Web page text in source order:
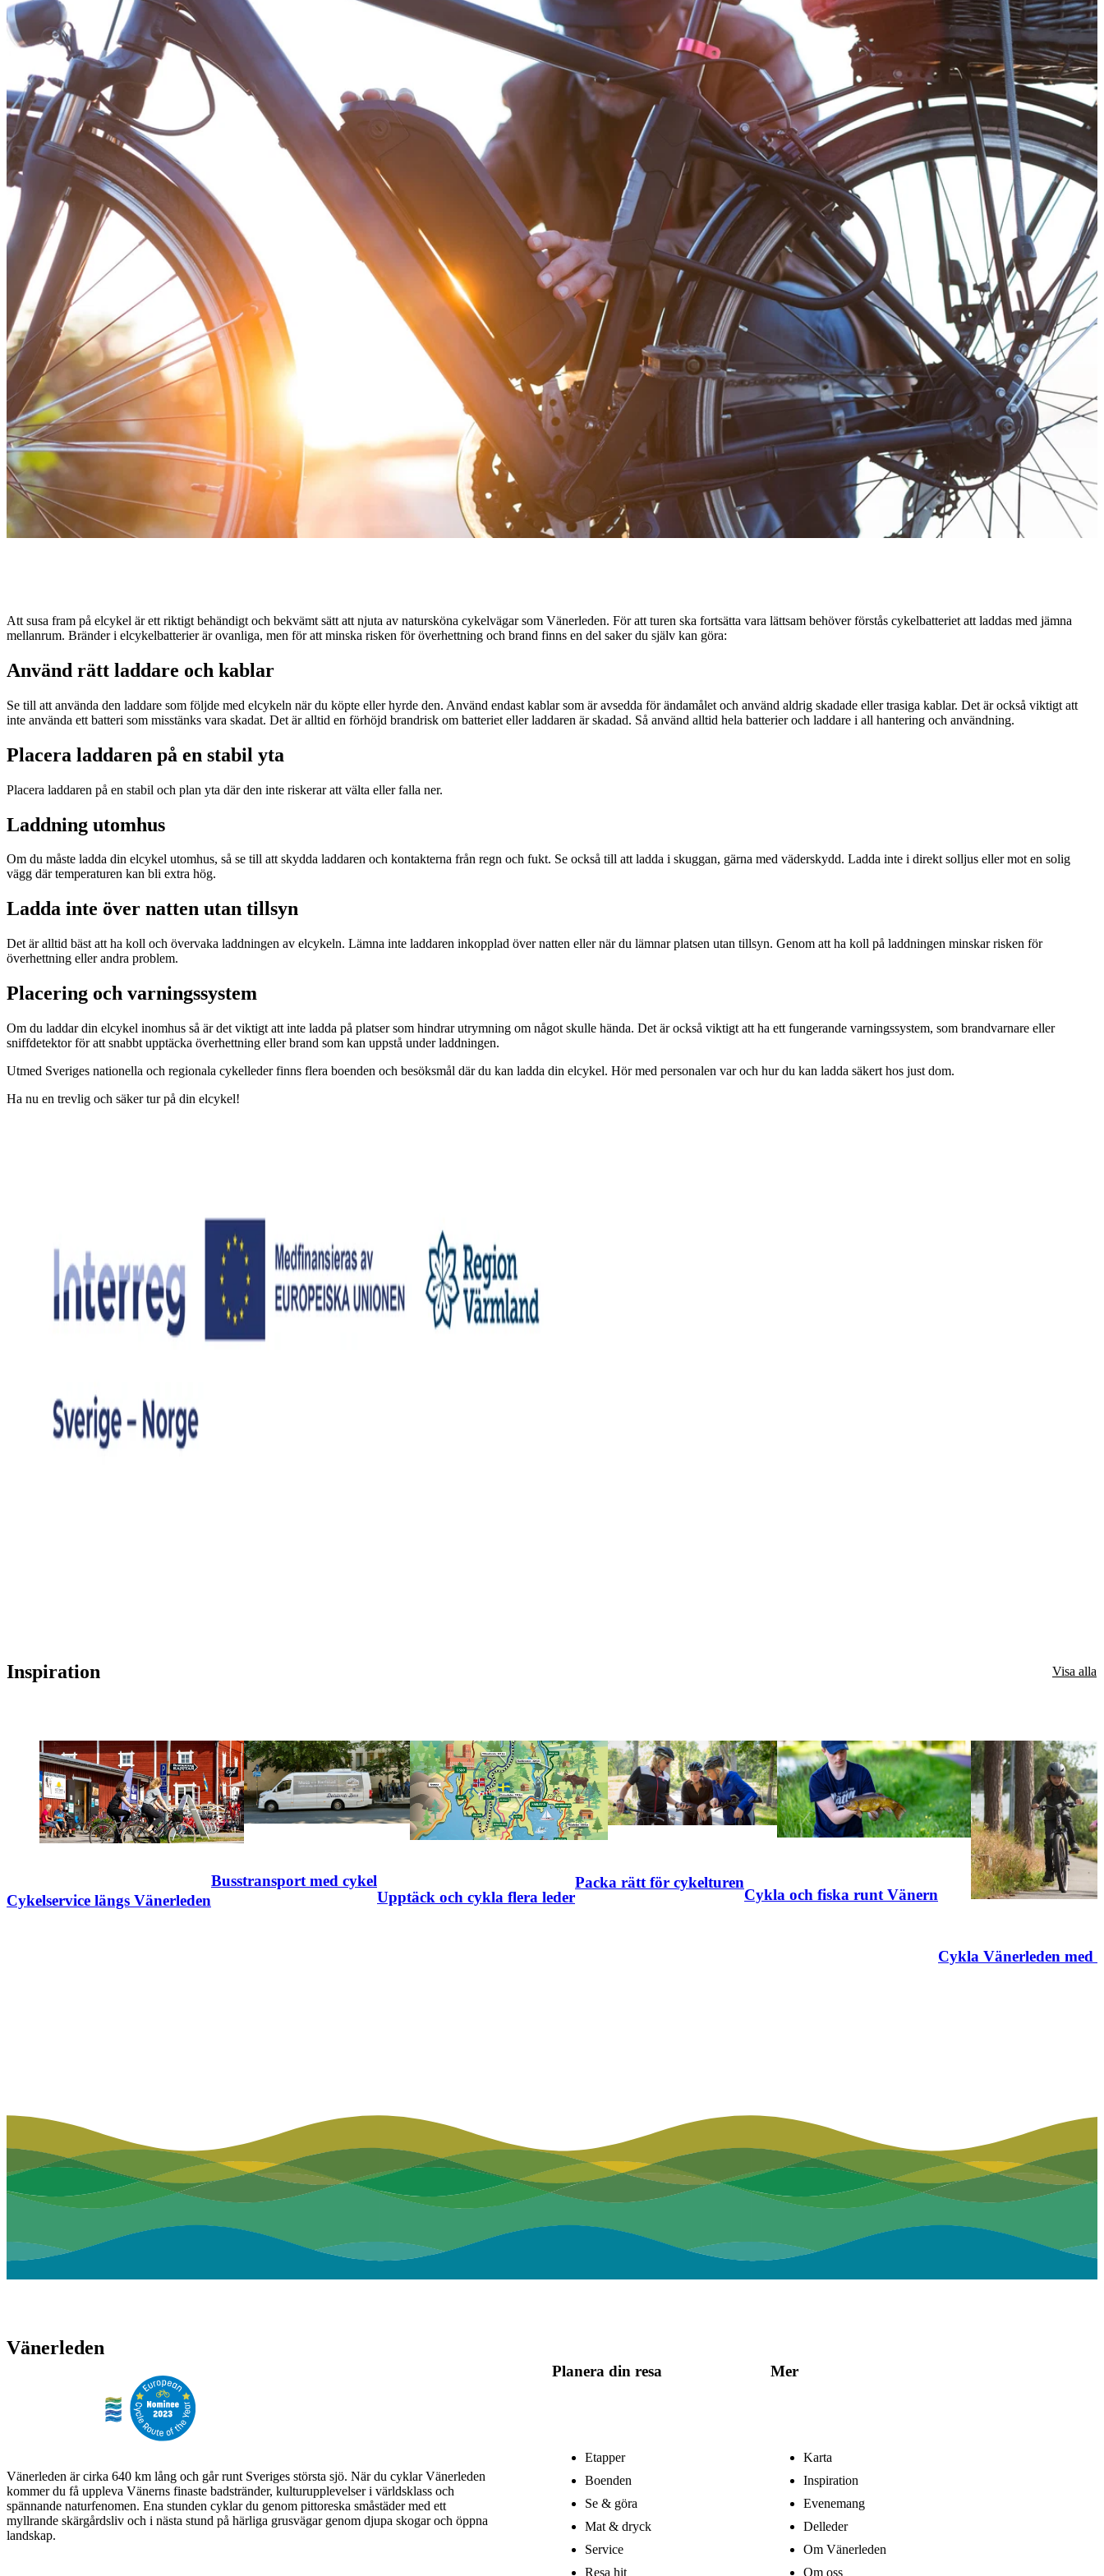
Att susa fram på elcykel är ett riktigt behändigt och bekvämt sätt att njuta av natursköna cykelvägar som Vänerleden. För att turen ska fortsätta vara lättsam behöver förstås cykelbatteriet att laddas med jämna
mellanrum. Bränder i elcykelbatterier är ovanliga, men för att minska risken för överhettning och brand finns en del saker du själv kan göra:
Använd rätt laddare och kablar
Se till att använda den laddare som följde med elcykeln när du köpte eller hyrde den. Använd endast kablar som är avsedda för ändamålet och använd aldrig skadade eller trasiga kablar. Det är också viktigt att
inte använda ett batteri som misstänks vara skadat. Det är alltid en förhöjd brandrisk om batteriet eller laddaren är skadad. Så använd alltid hela batterier och laddare i all hantering och användning.
Placera laddaren på en stabil yta
Placera laddaren på en stabil och plan yta där den inte riskerar att välta eller falla ner.
Laddning utomhus
Om du måste ladda din elcykel utomhus, så se till att skydda laddaren och kontakterna från regn och fukt. Se också till att ladda i skuggan, gärna med väderskydd. Ladda inte i direkt solljus eller mot en solig
vägg där temperaturen kan bli extra hög.
Ladda inte över natten utan tillsyn
Det är alltid bäst att ha koll och övervaka laddningen av elcykeln. Lämna inte laddaren inkopplad över natten eller när du lämnar platsen utan tillsyn. Genom att ha koll på laddningen minskar risken för
överhettning eller andra problem.
Placering och varningssystem
Om du laddar din elcykel inomhus så är det viktigt att inte ladda på platser som hindrar utrymning om något skulle hända. Det är också viktigt att ha ett fungerande varningssystem, som brandvarnare eller
sniffdetektor för att snabbt upptäcka överhettning eller brand som kan uppstå under laddningen.
Utmed Sveriges nationella och regionala cykelleder finns flera boenden och besöksmål där du kan ladda din elcykel. Hör med personalen var och hur du kan ladda säkert hos just dom.
Ha nu en trevlig och säker tur på din elcykel!
Inspiration Visa alla
Cykelservice längs Vänerleden
Busstransport med cykel
Upptäck och cykla flera leder
Packa rätt för cykelturen
Cykla och fiska runt Vänern
Cykla Vänerleden med
Vänerleden
Vänerleden är cirka 640 km lång och går runt Sveriges största sjö. När du cyklar Vänerleden
kommer du få uppleva Vänerns finaste badstränder, kulturupplevelser i världsklass och
spännande naturfenomen. Ena stunden cyklar du genom pittoreska småstäder med ett
myllrande skärgårdsliv och i nästa stund på härliga grusvägar genom djupa skogar och öppna
landskap.
Planera din resa
Etapper
Boenden
Se & göra
Mat & dryck
Service
Resa hit
Mer
Karta
Inspiration
Evenemang
Delleder
Om Vänerleden
Om oss